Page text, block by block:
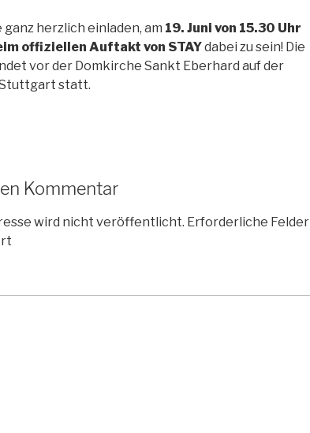
herzlich einladen, am 19. Juni von 15.30 Uhr
offiziellen Auftakt von STAYdabei zu sein! Die
vor der Domkirche Sankt Eberhard auf der
statt.
Kommentar
wird nicht veröffentlicht. Erforderliche Felder